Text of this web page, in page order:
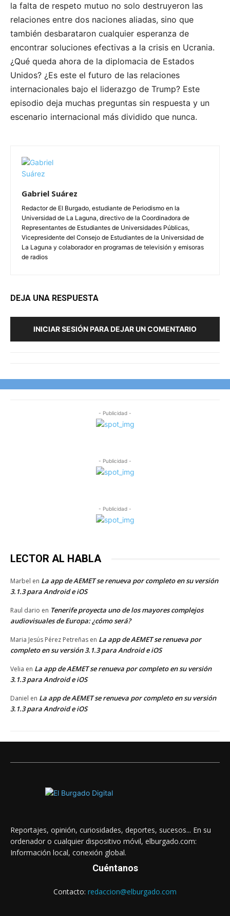
la falta de respeto mutuo no solo destruyeron las
relaciones entre dos naciones aliadas, sino que
también desbarataron cualquier esperanza de
encontrar soluciones efectivas a la crisis en Ucrania.
¿Qué queda ahora de la diplomacia de Estados
Unidos? ¿Es este el futuro de las relaciones
internacionales bajo el liderazgo de Trump? Este
episodio deja muchas preguntas sin respuesta y un
escenario internacional más dividido que nunca.
Gabriel Suárez
Redactor de El Burgado, estudiante de Periodismo en la
Universidad de La Laguna, directivo de la Coordinadora de
Representantes de Estudiantes de Universidades Públicas,
Vicepresidente del Consejo de Estudiantes de la Universidad de
La Laguna y colaborador en programas de televisión y emisoras
de radios
DEJA UNA RESPUESTA
INICIAR SESIÓN PARA DEJAR UN COMENTARIO
- Publicidad -
- Publicidad -
- Publicidad -
LECTOR AL HABLA
Marbel en La app de AEMET se renueva por completo en su versión
3.1.3 para Android e iOS
Raul dario en Tenerife proyecta uno de los mayores complejos
audiovisuales de Europa: ¿cómo será?
Maria Jesús Pérez Petreñas en La app de AEMET se renueva por
completo en su versión 3.1.3 para Android e iOS
Velia en La app de AEMET se renueva por completo en su versión
3.1.3 para Android e iOS
Daniel en La app de AEMET se renueva por completo en su versión
3.1.3 para Android e iOS
Reportajes, opinión, curiosidades, deportes, sucesos... En su
ordenador o cualquier dispositivo móvil, elburgado.com:
Información local, conexión global.
Cuéntanos
Contacto: redaccion@elburgado.com